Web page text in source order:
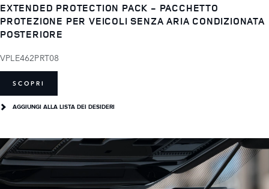
EXTENDED PROTECTION PACK - PACCHETTO
PROTEZIONE PER VEICOLI SENZA ARIA CONDIZIONATA
POSTERIORE
VPLE462PRT08
SCOPRI
AGGIUNGI ALLA LISTA DEI DESIDERI